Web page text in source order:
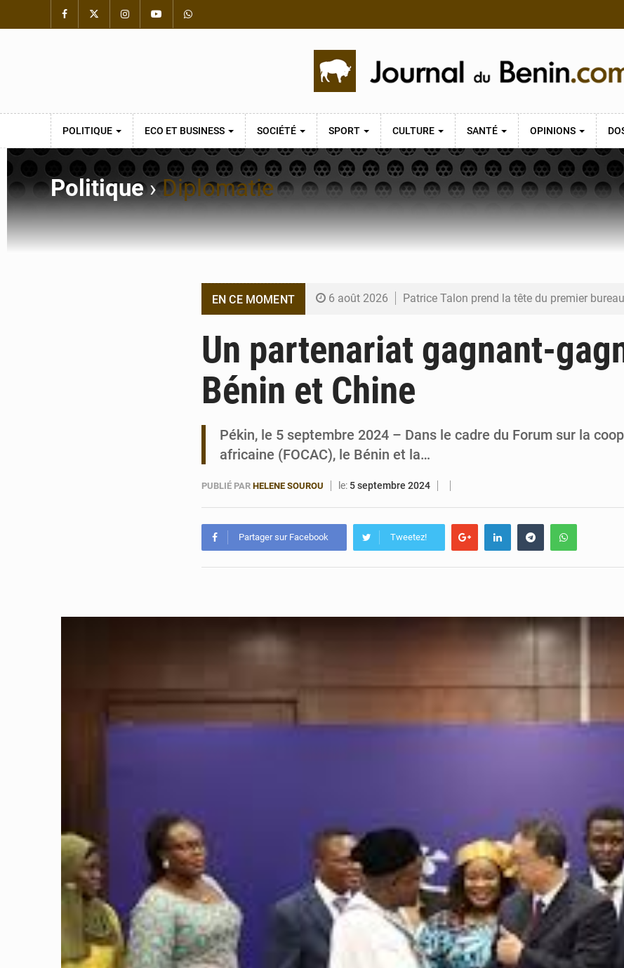
POLITIQUE ECO ET BUSINESS SOCIÉTÉ SPORT CULTURE SANTÉ OPINIONS
Politique›Diplomatie
EN CE MOMENT 6 août 2026 Patrice Talon prend la tête du premier
6 août 2026 Bénin et Canada scellent un partenariat
6 août 2026 Bénin : Le CEG La Verdure de Ouèdo fait sa
Un partenariat gagnant-
Bénin et Chine
Pékin, le 5 septembre 2024 – Dans le cadre du Forum sur la
africaine (FOCAC), le Bénin et la…
PUBLIÉ PAR HELENE SOUROU le: 5 septembre 2024
Partager sur Facebook Tweetez!